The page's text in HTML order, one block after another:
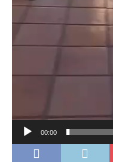
00:00